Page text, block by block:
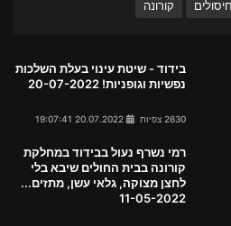
קורונה
בידוד - שיטת עינוי בעלת השלכות
נפשיות וגופניות! 20-07-2022
2630 צפיות
רמי נשרף נעול בבידוד במחלקת
קורונה בבית החולים שיבא בלי
לחצן מצוקה, גלאי עשן, מתזים...
11-05-2022